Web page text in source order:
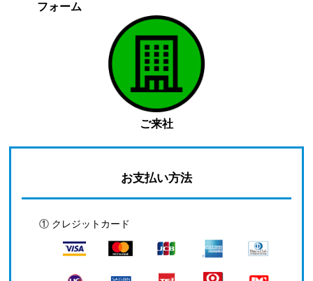
フォーム
ご来社
お支払い方法
① クレジットカード